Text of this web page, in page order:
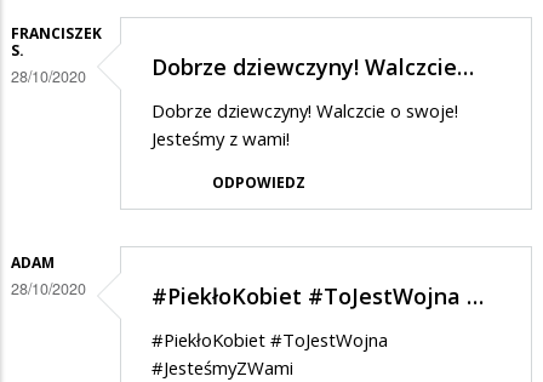
FRANCISZEK
S.
28/10/2020 Dobrze dziewczyny! Walczcie…
Dobrze dziewczyny! Walczcie o swoje!
Jesteśmy z wami!
ODPOWIEDZ
ADAM
28/10/2020 #PiekłoKobiet #ToJestWojna …
#PiekłoKobiet #ToJestWojna
#JesteśmyZWami